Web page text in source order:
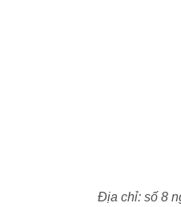
Địa chỉ: số 8